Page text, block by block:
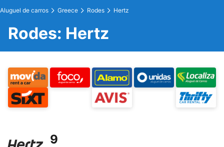
Aluguel de carros Greece Rodes Hertz
Rodes: Hertz
9